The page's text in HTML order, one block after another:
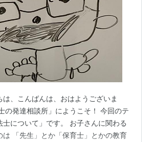
は、こんばんは、おはようございま
の発達相談所」にようこそ！ 今回のテ
士について」です。 お子さんに関わる
は 「先生」とか「保育士」とかの教育